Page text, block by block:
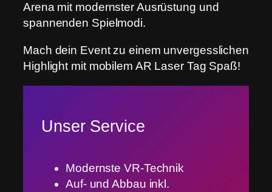
Arena mit modernster Ausrüstung und
spannenden Spielmodi.
Mach dein Event zu einem unvergesslichen
Highlight mit mobilem AR Laser Tag Spaß!
Unser Service
Modernste VR-Technik
Auf- und Abbau inkl.